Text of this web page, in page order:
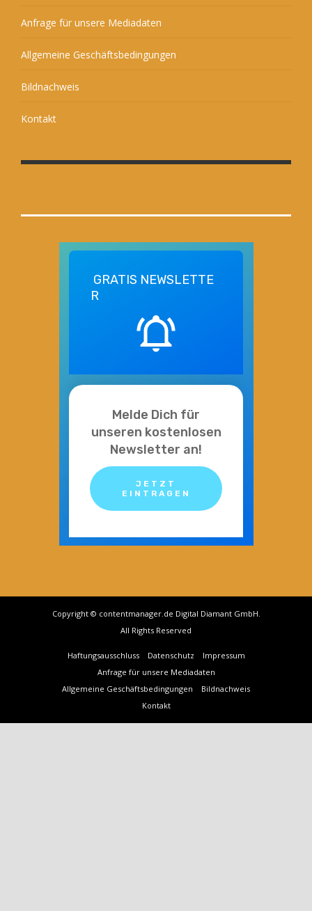
Anfrage für unsere Mediadaten
Allgemeine Geschäftsbedingungen
Bildnachweis
Kontakt
GRATIS NEWSLETTE
R
Melde Dich für
unseren kostenlosen
Newsletter an!
JETZT
EINTRAGEN
Copyright © contentmanager.de Digital Diamant GmbH.
All Rights Reserved
Haftungsausschluss Datenschutz
Impressum
Anfrage für unsere Mediadaten
Allgemeine Geschäftsbedingungen
Bildnachweis
Kontakt